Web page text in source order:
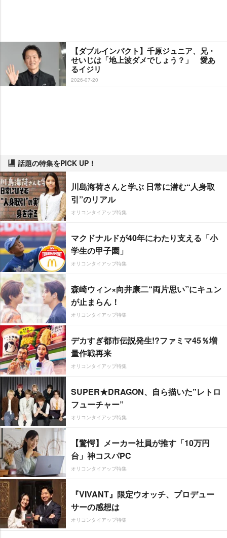
【ダブルインパクト】千原ジュニア、兄・
せいじは「地上波ダメでしょう？」 愛あ
るイジリ
2026-07-20
話題の特集をPICK UP！
川島海荷さんと学ぶ 日常に潜む“人身取
引”のリアル
オリコンタイアップ特集
マクドナルドが40年にわたり支える「小
学生の甲子園」
オリコンタイアップ特集
森崎ウィン×向井康二“両片思い”にキュン
が止まらん！
オリコンタイアップ特集
デカすぎ都市伝説発生!?ファミマ45％増
量作戦再来
オリコンタイアップ特集
SUPER★DRAGON、自ら描いた”レトロ
フューチャー”
オリコンタイアップ特集
【驚愕】メーカー社員が推す「10万円
台」神コスパPC
オリコンタイアップ特集
『VIVANT』限定ウオッチ、プロデュー
サーの感想は
オリコンタイアップ特集